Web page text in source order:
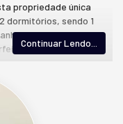
propriedade única
dormitórios, sendo 1
dispensa e uma
para momentos
para confraternizações
esportivas e árvores
tranquila. O terreno,
Continuar Lendo...